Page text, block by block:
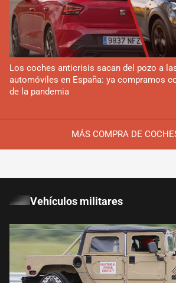
MÁS COMPRA DE
Los coches anticrisis sacan del pozo a
automóviles en España: ya compramos
de la pandemia
Vehículos militares